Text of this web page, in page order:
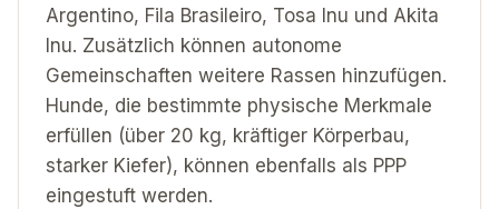
Argentino, Fila Brasileiro, Tosa Inu und Akita
Inu. Zusätzlich können autonome
Gemeinschaften weitere Rassen hinzufügen.
Hunde, die bestimmte physische Merkmale
erfüllen (über 20 kg, kräftiger Körperbau,
starker Kiefer), können ebenfalls als PPP
eingestuft werden.